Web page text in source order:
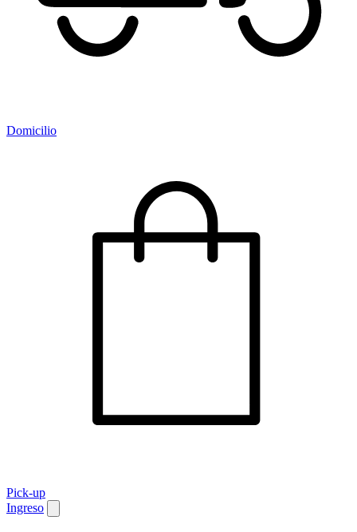
Domicilio
Pick-up
Ingreso